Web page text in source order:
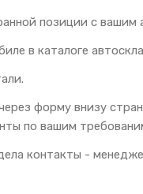
позиции с
в каталоге
форму внизу
по вашим
контакты -